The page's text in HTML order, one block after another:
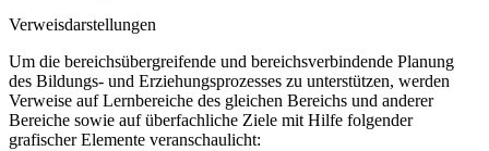
Verweisdarstellungen
Um die bereichsübergreifende und bereichsverbindende Planung
des Bildungs- und Erziehungsprozesses zu unterstützen, werden
Verweise auf Lernbereiche des gleichen Bereichs und anderer
Bereiche sowie auf überfachliche Ziele mit Hilfe folgender
grafischer Elemente veranschaulicht: